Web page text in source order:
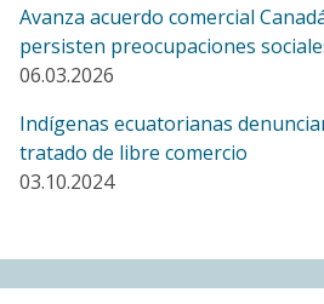
05.02.2026
BLOG ENTRY
de Santurbán cuestiona a la
gobierno canadiense
10.12.2025
BLOG ENTRY
Carta al Presidente de
Avanza acuerdo comercial
persisten preocupaciones
06.03.2026
Indígenas ecuatorianas
tratado de libre comercio
03.10.2024